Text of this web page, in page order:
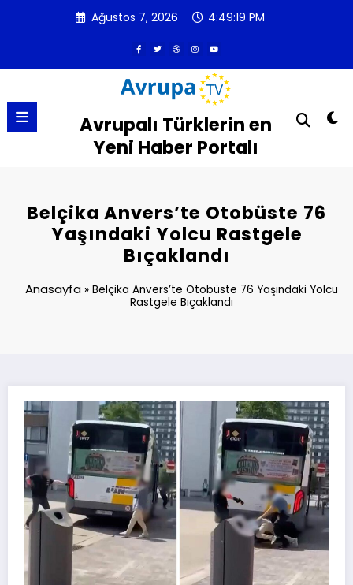
Ağustos 7, 2026 4:49:19 PM
Avrupalı Türklerin en
Yeni Haber Portalı
Belçika Anvers’te Otobüste 76
Yaşındaki Yolcu Rastgele
Bıçaklandı
Anasayfa »Belçika Anvers’te Otobüste 76 Yaşındaki Yolcu
Rastgele Bıçaklandı